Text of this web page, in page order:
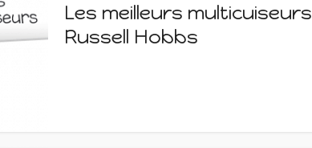
Les meilleurs multicuiseurs
Russell Hobbs